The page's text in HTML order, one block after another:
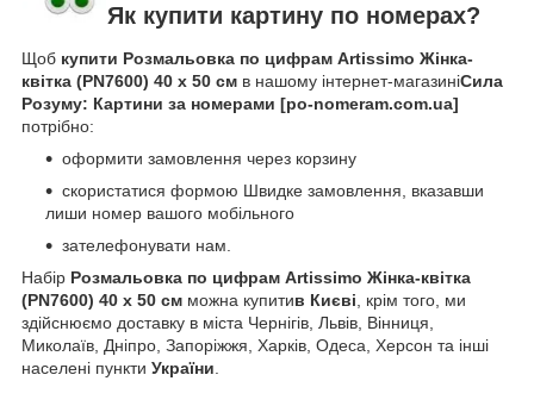
Як купити картину по номерах?
Щоб купити Розмальовка по цифрам Artissimo Жінка-
квітка (PN7600) 40 х 50 см в нашому інтернет-магазиніСила
Розуму: Картини за номерами [po-nomeram.com.ua]
потрібно:
оформити замовлення через корзину
скористатися формою Швидке замовлення, вказавши
лиши номер вашого мобільного
зателефонувати нам.
Набір Розмальовка по цифрам Artissimo Жінка-квітка
(PN7600) 40 х 50 см можна купитив Києві , крім того, ми
здійснюємо доставку в міста Чернігів, Львів, Вінниця,
Миколаїв, Дніпро, Запоріжжя, Харків, Одеса, Херсон та інші
населені пункти України